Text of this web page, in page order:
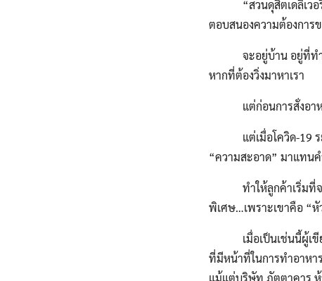
“สวนดุสิตเดลิเวอรี่”
ตอบสนองความต้องการ
จะอยู่บ้าน อยู่ที่ทำงา
หากที่ต้องวิ่งมาหาเรา
แต่ก่อนการสั่งอาหาร
แต่เมื่อโควิด-19 ระบ
“ความสะอาด” มาแทน
ทำให้ลูกค้าเริ่มที่จะรุ
พิเศษ…เพราะเขาคือ “หั
เมื่อเป็นเช่นนี้ผู้เขียน
ที่มีหน้าที่ในการทำอาหา
แม้แต่บริษัท ภัตตาคาร ห้